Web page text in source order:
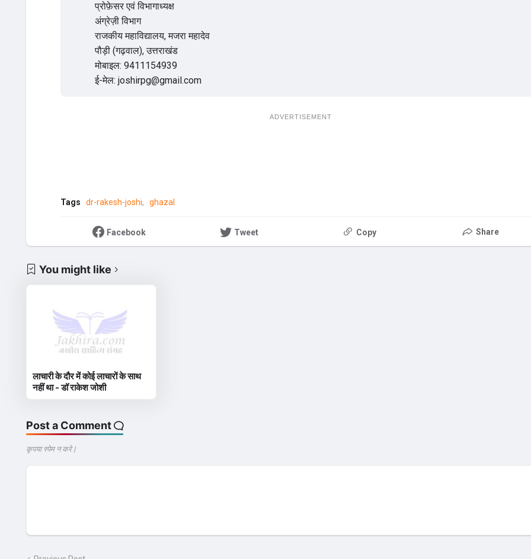
प्रोफ़ेसर एवं विभागाध्यक्ष
अंग्रेज़ी विभाग
राजकीय महाविद्यालय, मजरा महादेव
पौड़ी (गढ़वाल), उत्तराखंड
मोबाइल: 9411154939
ई-मेल: joshirpg@gmail.com
ADVERTISEMENT
Tags dr-rakesh-joshi ghazal
Facebook Tweet Copy Share
You might like
लाचारी के दौर में कोई लाचारों के साथ
नहीं था - डॉ राकेश जोशी
Post a Comment
कृपया स्पेम न करे |